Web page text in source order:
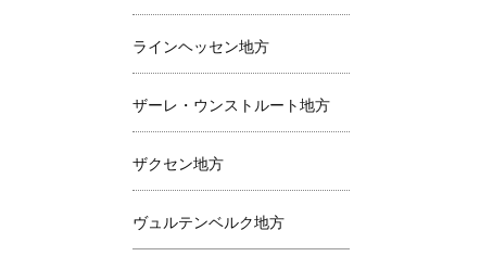
ラインヘッセン地方
ザーレ・ウンストルート地方
ザクセン地方
ヴュルテンベルク地方